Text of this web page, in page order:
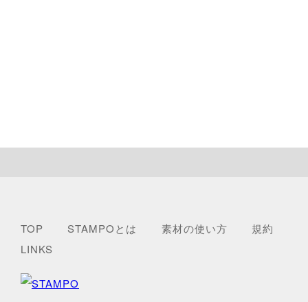
TOP STAMPOとは 素材の使い方
規約
LINKS